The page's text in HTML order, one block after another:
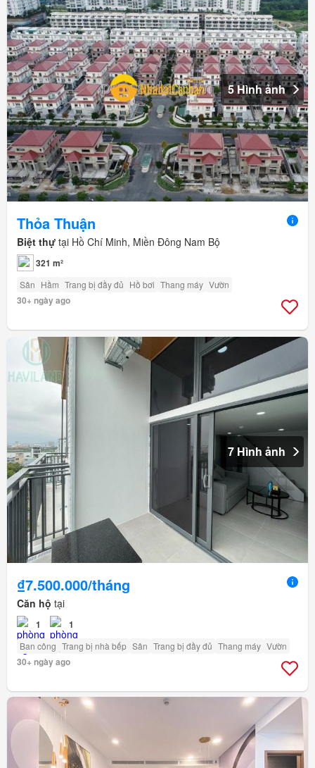
5 Hình ảnh
Thỏa Thuận
Biệt thự tại Hồ Chí Minh, Miền Đông Nam Bộ
321 m²
Sân Hầm Trang bị đầy đủ Hồ bơi Thang máy Vườn
30+ ngày ago
7 Hình ảnh
₫7.500.000/tháng
Căn hộ tại
1 1
Ban công Trang bị nhà bếp Sân Trang bị đầy đủ Thang máy Vườn
30+ ngày ago